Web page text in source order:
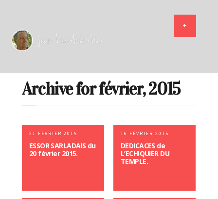
Archive for février, 2015
21 FÉVRIER 2015
ESSOR SARLADAIS du
20 février 2015.
16 FÉVRIER 2015
DEDICACES de
L’ECHIQUIER DU
TEMPLE.